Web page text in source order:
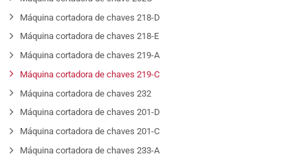
Máquina cortadora de chaves 218-D
Máquina cortadora de chaves 218-E
Máquina cortadora de chaves 219-A
Máquina cortadora de chaves 219-C
Máquina cortadora de chaves 232
Máquina cortadora de chaves 201-D
Máquina cortadora de chaves 201-C
Máquina cortadora de chaves 233-A